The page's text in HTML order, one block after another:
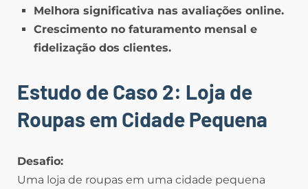
Melhora significativa nas avaliações online.
Crescimento no faturamento mensal e
fidelização dos clientes.
Estudo de Caso 2: Loja de
Roupas em Cidade Pequena
Desafio:
Uma loja de roupas em uma cidade pequena